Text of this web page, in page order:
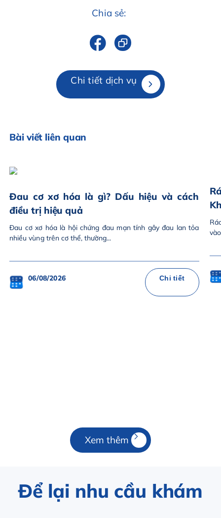
Chia sẻ:
Chi tiết dịch vụ
Bài viết liên quan
Đau cơ xơ hóa là gì? Dấu hiệu và cách
điều trị hiệu quả
Đau cơ xơ hóa là hội chứng đau mạn tính gây đau lan tỏa
nhiều vùng trên cơ thể, thường...
06/08/2026 Chi tiết
Xem thêm
Để lại nhu cầu khám